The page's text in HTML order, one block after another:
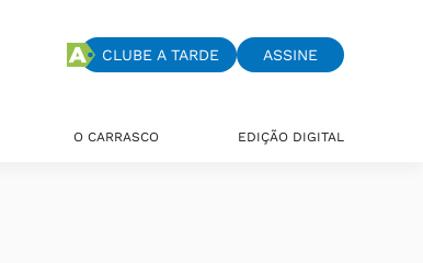
CLUBE A TARDE ASSINE
O CARRASCO EDIÇÃO DIGITAL